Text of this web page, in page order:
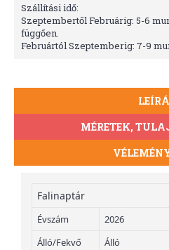
Szállítási idő:
Szeptembertől Februárig: 5-6
függően.
Februártól Szeptemberig: 7-9
MÉRETEK,
Falinaptár
Évszám
2026
Álló/Fekvő
Álló